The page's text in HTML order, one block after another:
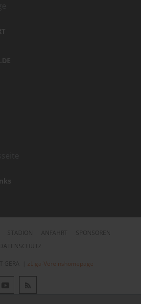
STADION ANFAHRT
SPONSOREN
GERA | zLiga-Vereinshomepage